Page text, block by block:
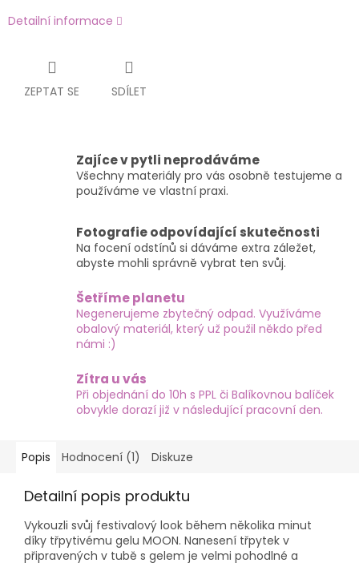
Detailní informace
ZEPTAT SE SDÍLET
Zajíce v pytli neprodáváme
Všechny materiály pro vás osobně testujeme a
používáme ve vlastní praxi.
Fotografie odpovídající skutečnosti
Na focení odstínů si dáváme extra záležet,
abyste mohli správně vybrat ten svůj.
Šetříme planetu
Negenerujeme zbytečný odpad. Využíváme
obalový materiál, který už použil někdo před
námi :)
Zítra u vás
Při objednání do 10h s PPL či Balíkovnou balíček
obvykle dorazí již v následující pracovní den.
Popis Hodnocení (1) Diskuze
Detailní popis produktu
Vykouzli svůj festivalový look během několika minut
díky třpytivému gelu MOON. Nanesení třpytek v
připravených v tubě s gelem je velmi pohodlné a